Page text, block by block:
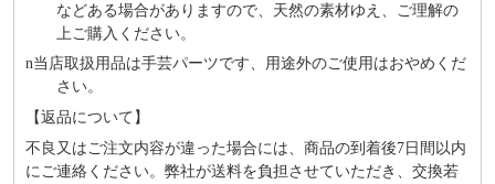
などある場合がありますので、天然の素材ゆえ、ご理解の
上ご購入ください。
n当店取扱用品は⼿芸パーツです、⽤途外のご使⽤はおやめくだ
さい。
【返品について】
不良又はご注文内容が違った場合には、商品の到着後7日間以内
にご連絡ください。弊社が送料を負担させていただき、交換若